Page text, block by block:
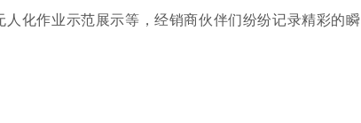
化作业示范展示等，经销商伙伴们纷纷记录精彩的瞬